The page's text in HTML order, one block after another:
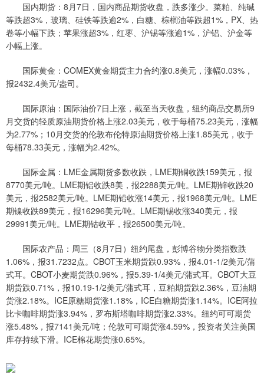
国内期货：8月7日，国内商品期货收盘，跌多涨少。菜粕、纯碱
等跌超3%，玻璃、硅铁等跌逾2%，白糖、棕榈油等跌超1%，PX、热
卷等小幅下跌；苹果涨超3%，红枣、沪锡等涨逾1%，沪铝、沪金等
小幅上涨。
国际黄金：COMEX黄金期货主力合约涨0.8美元，涨幅0.03%，
报2432.4美元/盎司。
国际原油：国际油价7日上涨，截至当天收盘，纽约商品交易所9
月交货的轻质原油期货价格上涨2.03美元，收于每桶75.23美元，涨幅
为2.77%；10月交货的伦敦布伦特原油期货价格上涨1.85美元，收于
每桶78.33美元，涨幅为2.42%。
国际金属：LME金属期货多数收跌，LME期铜收跌159美元，报
8770美元/吨。LME期铝收跌8美，报2288美元/吨。LME期锌收跌20
美元，报2582美元/吨。LME期铅收涨14美元，报1968美元/吨。LME
期镍收跌89美元，报16296美元/吨。LME期锡收涨340美元，报
29991美元/吨。LME期钴收平，报26500美元/吨。
国际农产品：周三（8月7日）纽约尾盘，彭博谷物分类指数跌
1.06%，报31.7232点。CBOT玉米期货跌0.93%，报4.01-1/2美元/蒲
式耳。CBOT小麦期货跌0.96%，报5.39-1/4美元/蒲式耳。CBOT大豆
期货跌0.71%，报10.19-1/2美元/蒲式耳，豆粕期货跌2.36%，豆油期
货涨2.18%。ICE原糖期货涨1.18%，ICE白糖期货涨1.14%。ICE阿拉
比卡咖啡期货涨3.94%，罗布斯塔咖啡期货涨2.33%。纽约可可期货
涨5.48%，报7141美元/吨；伦敦可可期货涨4.59%，投资者关注美国
库存持续下滑。ICE棉花期货涨0.65%。